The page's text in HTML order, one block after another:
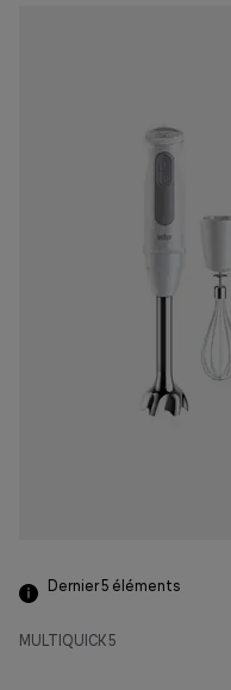
Dernier 5 éléments
MULTIQUICK 5